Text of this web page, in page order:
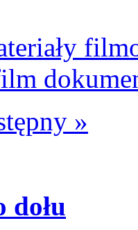
»
dołu